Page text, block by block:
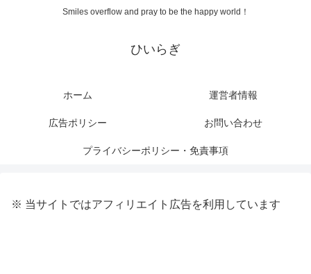
Smiles overflow and pray to be the happy world！
ひいらぎ
ホーム 運営者情報
広告ポリシー お問い合わせ
プライバシーポリシー・免責事項
※ 当サイトではアフィリエイト広告を利用しています